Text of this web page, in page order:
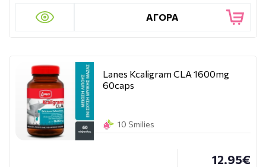
ΑΓΟΡΑ
Lanes Kcaligram CLA 1600mg
60caps
10 Smilies
12.95€